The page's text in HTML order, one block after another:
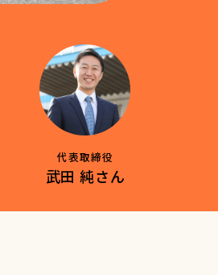
代表取締役
武田 純さん